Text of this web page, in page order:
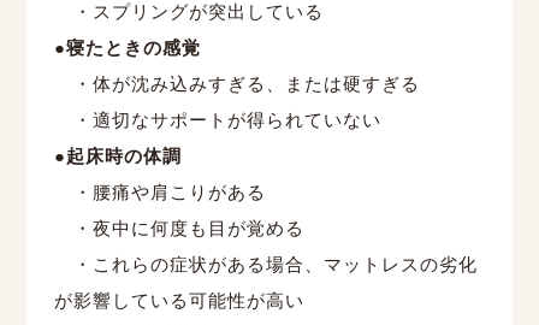
・スプリングが突出している
●寝たときの感覚
・体が沈み込みすぎる、または硬すぎる
・適切なサポートが得られていない
●起床時の体調
・腰痛や肩こりがある
・夜中に何度も目が覚める
・これらの症状がある場合、マットレスの劣化
が影響している可能性が高い